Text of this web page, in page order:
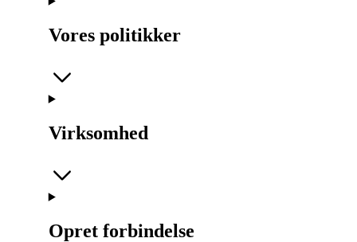
Vores politikker
Virksomhed
Opret forbindelse